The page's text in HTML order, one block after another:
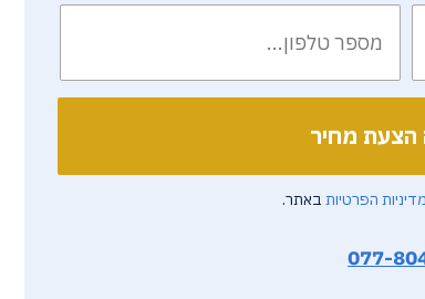
מדיניות הפרטיות באתר.
077-